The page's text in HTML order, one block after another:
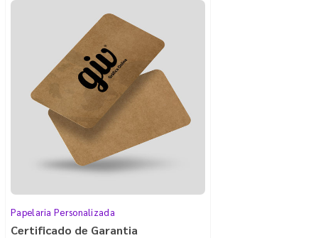
Papelaria Personalizada
Certificado de Garantia